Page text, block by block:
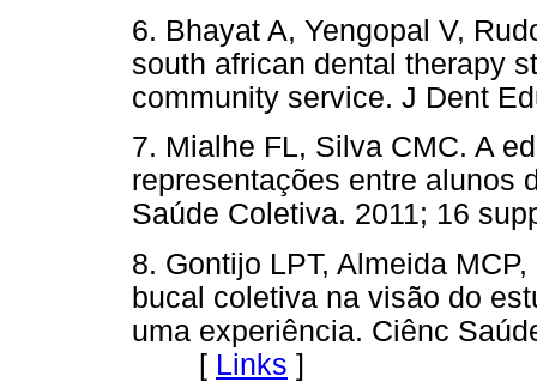
6. Bhayat A, Yengopal V,
south african dental therapy
community service. J
7. Mialhe FL, Silva CMC. A
representações entre alunos
Saúde Coletiva. 2011; 16
8. Gontijo LPT, Almeida
bucal coletiva na visão do
uma experiência. Ciênc
[ Links ]